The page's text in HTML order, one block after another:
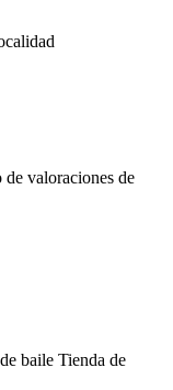
valoraciones de
baile Tienda de